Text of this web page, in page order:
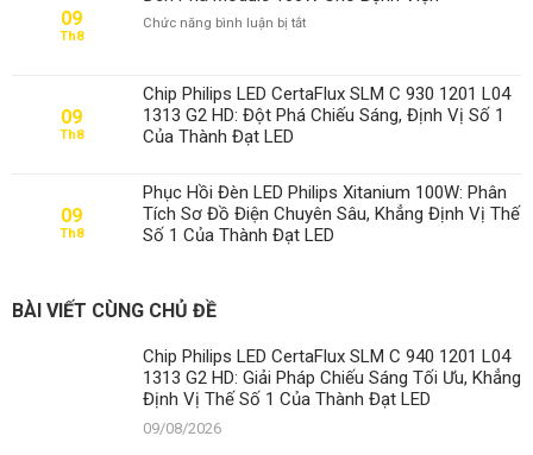
09
Th8
Chức năng bình luận bị tắtở
100W
Cho
09
Th8
Chip Philips LED CertaFlux SLM C 930 1201 L04
1313 G2 HD: Đột Phá Chiếu Sáng, Định Vị Số 1
Của Thành Đạt LED
09
Th8
Phục Hồi Đèn LED Philips Xitanium 100W: Phân
Tích Sơ Đồ Điện Chuyên Sâu, Khẳng Định Vị Thế
Số 1 Của Thành Đạt LED
BÀI VIẾT CÙNG CHỦ ĐỀ
Chip Philips LED CertaFlux SLM C 940 1201 L04
1313 G2 HD: Giải Pháp Chiếu Sáng Tối Ưu, Khẳng
Định Vị Thế Số 1 Của Thành Đạt LED
09/08/2026